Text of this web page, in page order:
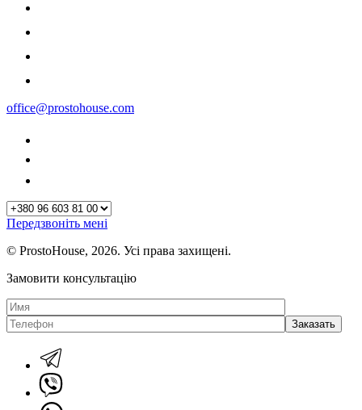
office@prostohouse.com
Передзвоніть мені
© ProstoHouse, 2026. Усі права захищені.
Замовити консультацію